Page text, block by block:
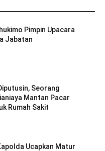
Pimpin Upacara
Jabatan
Seorang
Mantan Pacar
Rumah Sakit
Ucapkan Matur